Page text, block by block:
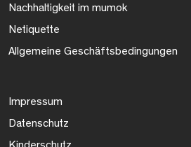
Nachhaltigkeit im mumok
Netiquette
Allgemeine Geschäftsbedingungen
Impressum
Datenschutz